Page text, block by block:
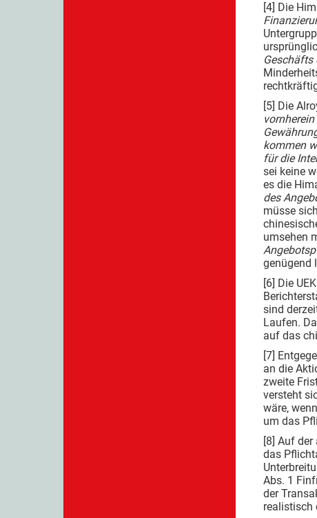
[4] Die
Geschäfts
[5] Die
kommen
für die
sei keine
es die
des
müsse
umsehen
genügend
[6] Die
sind
Laufen.
auf das
[7]
an die
zweite
versteht
wäre,
um das
[8] Auf
das
Abs. 1
der
realistisch